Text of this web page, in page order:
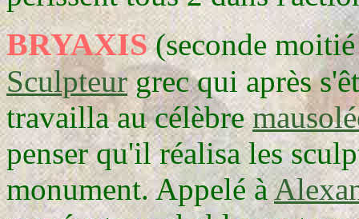
BRYAXIS (seconde
Sculpteurgrec qui après
travailla au célèbre
penser qu'il réalisa les
monument. Appelé à